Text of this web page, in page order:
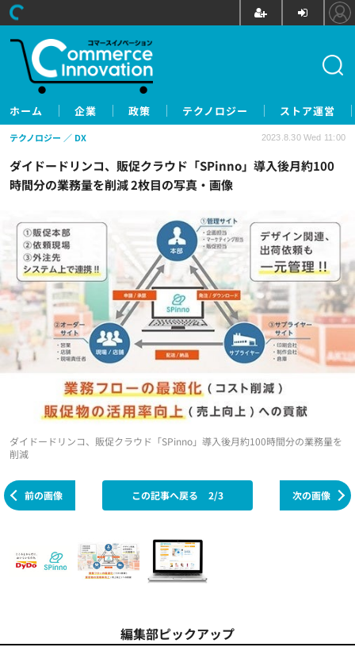
ホーム 企業 政策 テクノロジー ストア運営
ダイドードリンコ、販促クラウド「SPinno」導入後月約100
時間分の業務量を削減 2枚目の写真・画像
テクノロジー DX 2023.8.30 Wed 11:00
ダイドードリンコ、販促クラウド「SPinno」導入後月約100時間分の業務量を
削減
前の画像 次の画像
この記事へ戻る 2/3
編集部ピックアップ